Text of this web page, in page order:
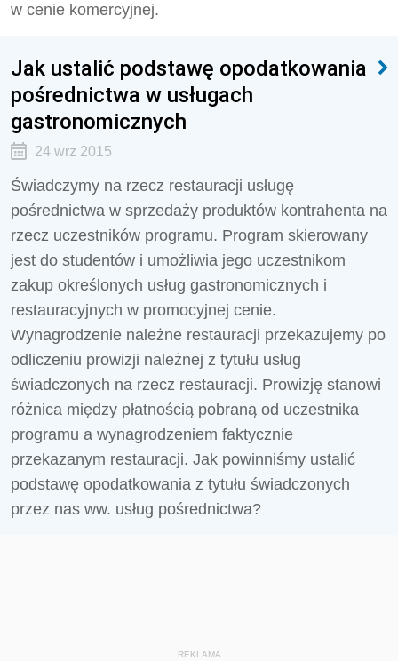
w cenie komercyjnej.
Jak ustalić podstawę opodatkowania
pośrednictwa w usługach
gastronomicznych
24 wrz 2015
Świadczymy na rzecz restauracji usługę
pośrednictwa w sprzedaży produktów kontrahenta na
rzecz uczestników programu. Program skierowany
jest do studentów i umożliwia jego uczestnikom
zakup określonych usług gastronomicznych i
restauracyjnych w promocyjnej cenie.
Wynagrodzenie należ­ne restauracji przekazujemy po
odliczeniu prowizji należnej z tytułu usług
świadczonych na rzecz restauracji. Prowizję stanowi
różnica między płatnością pobraną od uczestnika
programu a wyna­grodzeniem faktycznie
przekazanym restauracji. Jak powinniśmy ustalić
podstawę opodatkowania z tytułu świadczonych
przez nas ww. usług pośrednictwa?
REKLAMA